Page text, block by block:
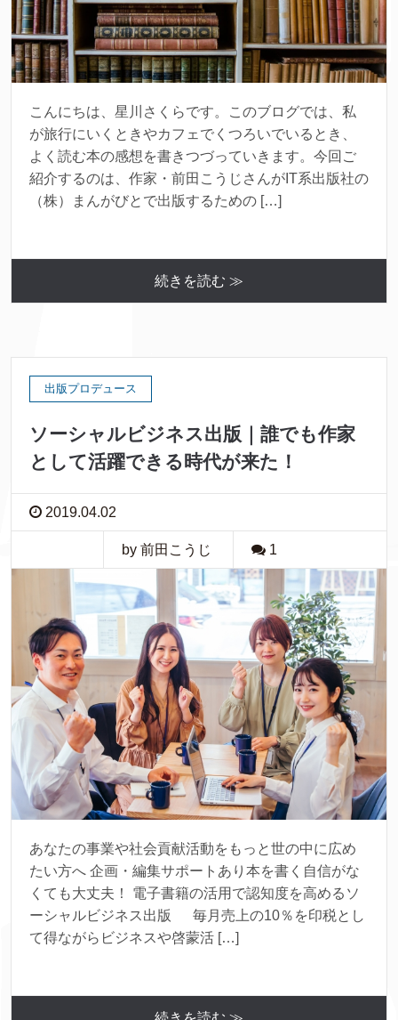
こんにちは、星川さくらです。このブログでは、私
が旅行にいくときやカフェでくつろいでいるとき、
よく読む本の感想を書きつづっていきます。今回ご
紹介するのは、作家・前田こうじさんがIT系出版社の
（株）まんがびとで出版するための […]
続きを読む ≫
出版プロデュース
ソーシャルビジネス出版｜誰でも作家
として活躍できる時代が来た！
2019.04.02
by 前田こうじ 1
あなたの事業や社会貢献活動をもっと世の中に広め
たい方へ 企画・編集サポートあり本を書く自信がな
くても大丈夫！ 電子書籍の活用で認知度を高めるソ
ーシャルビジネス出版 毎月売上の10％を印税とし
て得ながらビジネスや啓蒙活 […]